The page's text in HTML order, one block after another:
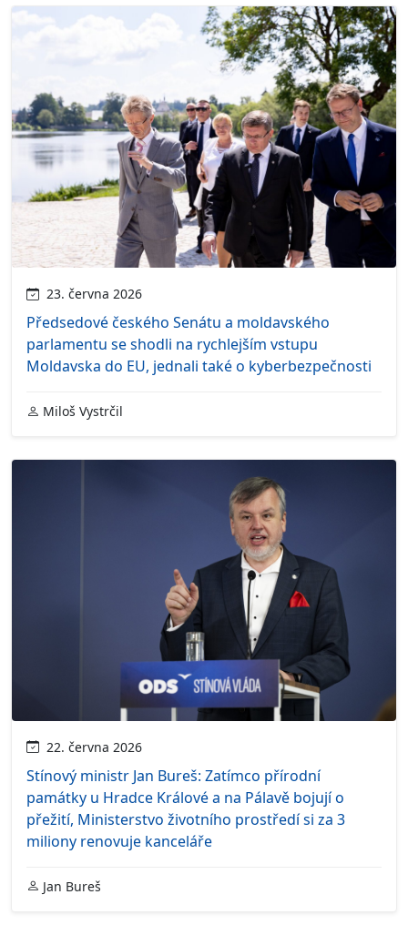
23. června 2026
Předsedové českého Senátu a moldavského
parlamentu se shodli na rychlejším vstupu
Moldavska do EU, jednali také o kyberbezpečnosti
Miloš Vystrčil
22. června 2026
Stínový ministr Jan Bureš: Zatímco přírodní
památky u Hradce Králové a na Pálavě bojují o
přežití, Ministerstvo životního prostředí si za 3
miliony renovuje kanceláře
Jan Bureš